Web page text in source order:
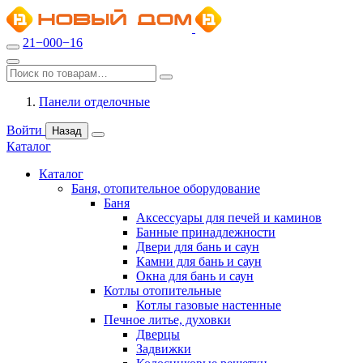
21−000−16
Панели отделочные
Войти Назад
Каталог
Каталог
Баня, отопительное оборудование
Баня
Аксессуары для печей и каминов
Банные принадлежности
Двери для бань и саун
Камни для бань и саун
Окна для бань и саун
Котлы отопительные
Котлы газовые настенные
Печное литье, духовки
Дверцы
Задвижки